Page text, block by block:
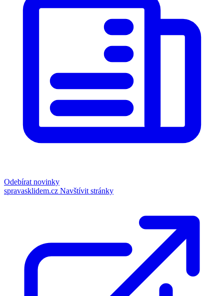
Odebírat novinky
spravasklidem.cz Navštívit stránky